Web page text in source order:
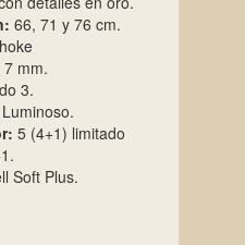
66, 71 y 76 cm.
7 mm.
3.
5 (4+1) limitado
Soft Plus.